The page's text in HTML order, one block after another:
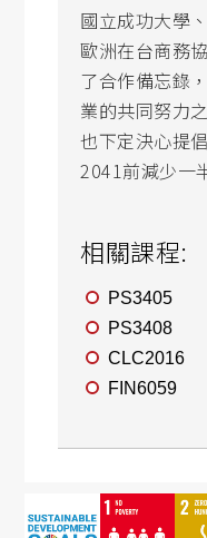
國立成功大學
歐洲在台商務
了合作備忘錄
業的共同努力
也下定決心提
2041前減少一
相關課程:
PS3405
PS3408
CLC2016
FIN6059